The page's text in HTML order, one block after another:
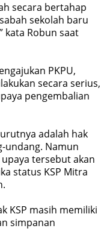
secara bertahap
sekolah baru
kata Robun saat
PKPU,
secara serius,
pengembalian
adalah hak
undang. Namun
tersebut akan
status KSP Mitra
KSP masih memiliki
simpanan